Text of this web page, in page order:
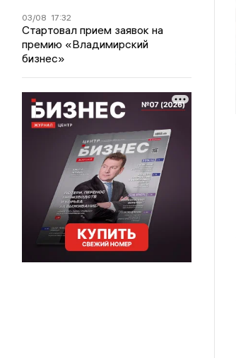
03/08 17:32
Стартовал прием заявок на
премию «Владимирский
бизнес»